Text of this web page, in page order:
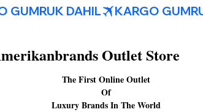
Outlet Store
The First Online Outlet
Of
Luxury Brands In The World